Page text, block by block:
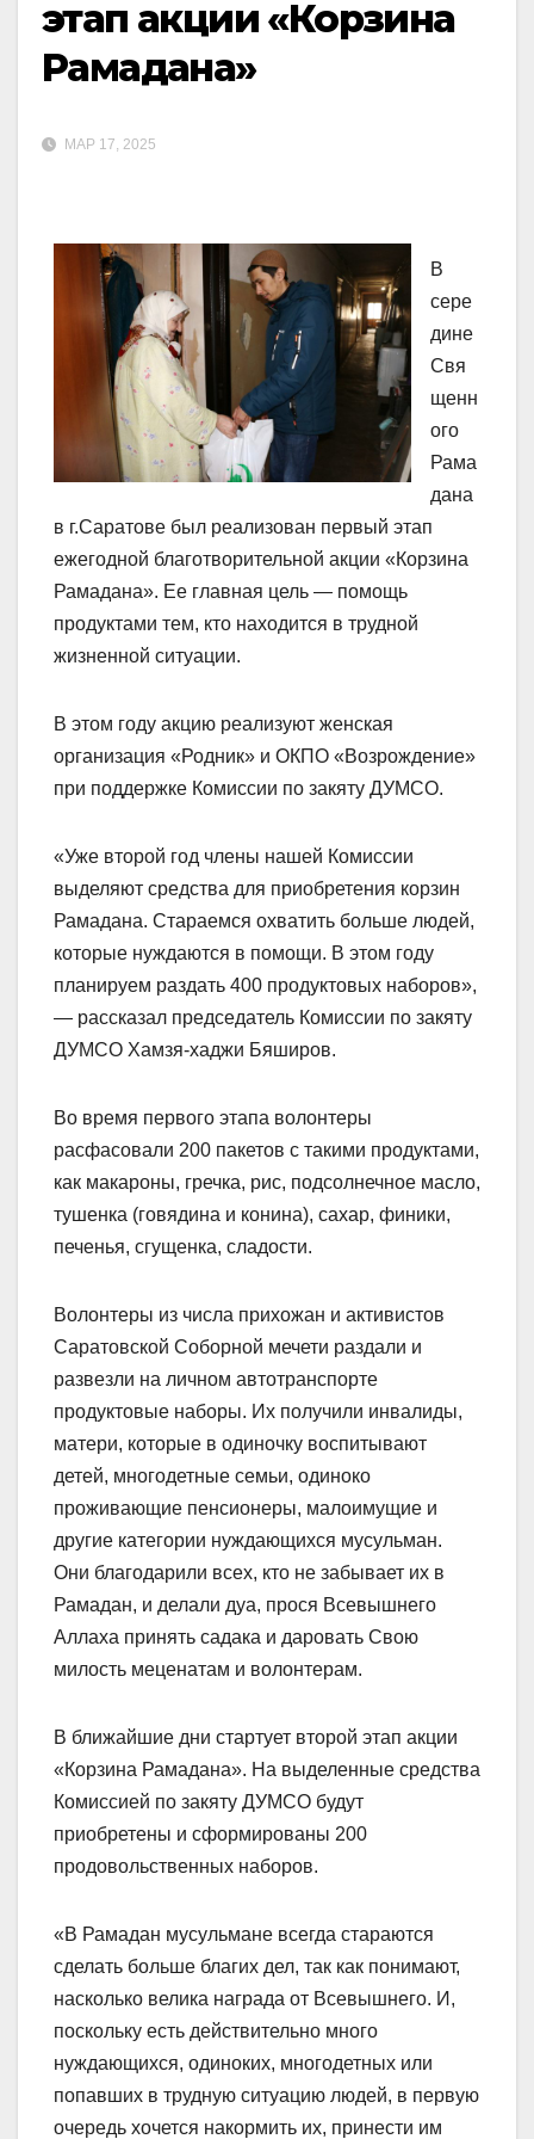
этап акции «Корзина
Рамадана»
МАР 17, 2025
В
сере
дине
Свя
щенн
ого
Рама
дана
в г.Саратове был реализован первый этап
ежегодной благотворительной акции «Корзина
Рамадана». Ее главная цель — помощь
продуктами тем, кто находится в трудной
жизненной ситуации.
В этом году акцию реализуют женская
организация «Родник» и ОКПО «Возрождение»
при поддержке Комиссии по закяту ДУМСО.
«Уже второй год члены нашей Комиссии
выделяют средства для приобретения корзин
Рамадана. Стараемся охватить больше людей,
которые нуждаются в помощи. В этом году
планируем раздать 400 продуктовых наборов»,
— рассказал председатель Комиссии по закяту
ДУМСО Хамзя-хаджи Бяширов.
Во время первого этапа волонтеры
расфасовали 200 пакетов с такими продуктами,
как макароны, гречка, рис, подсолнечное масло,
тушенка (говядина и конина), сахар, финики,
печенья, сгущенка, сладости.
Волонтеры из числа прихожан и активистов
Саратовской Соборной мечети раздали и
развезли на личном автотранспорте
продуктовые наборы. Их получили инвалиды,
матери, которые в одиночку воспитывают
детей, многодетные семьи, одиноко
проживающие пенсионеры, малоимущие и
другие категории нуждающихся мусульман.
Они благодарили всех, кто не забывает их в
Рамадан, и делали дуа, прося Всевышнего
Аллаха принять садака и даровать Свою
милость меценатам и волонтерам.
В ближайшие дни стартует второй этап акции
«Корзина Рамадана». На выделенные средства
Комиссией по закяту ДУМСО будут
приобретены и сформированы 200
продовольственных наборов.
«В Рамадан мусульмане всегда стараются
сделать больше благих дел, так как понимают,
насколько велика награда от Всевышнего. И,
поскольку есть действительно много
нуждающихся, одиноких, многодетных или
попавших в трудную ситуацию людей, в первую
очередь хочется накормить их, принести им